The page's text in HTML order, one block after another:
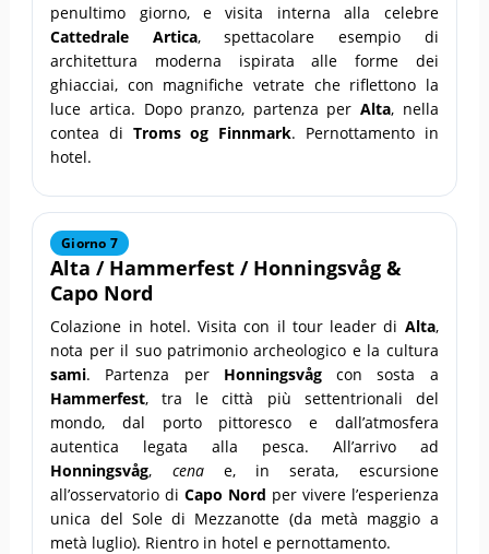
penultimo giorno, e visita interna alla celebre
Cattedrale Artica, spettacolare esempio di
architettura moderna ispirata alle forme dei
ghiacciai, con magnifiche vetrate che riflettono la
luce artica. Dopo pranzo, partenza perAlta, nella
contea di Troms og Finnmark. Pernottamento in
hotel.
Giorno 7
Alta / Hammerfest / Honningsvåg &
Capo Nord
Colazione in hotel. Visita con il tour leader di Alta,
nota per il suo patrimonio archeologico e la cultura
sami. Partenza per Honningsvågcon sosta a
Hammerfest, tra le città più settentrionali del
mondo, dal porto pittoresco e dall’atmosfera
autentica legata alla pesca. All’arrivo ad
Honningsvåg, cenae, in serata, escursione
all’osservatorio diCapo Nord per vivere l’esperienza
unica del Sole di Mezzanotte (da metà maggio a
metà luglio). Rientro in hotel e pernottamento.